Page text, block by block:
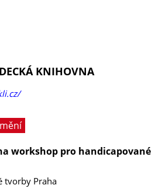
KNIHOVNA
workshop pro handicapované
tvorby Praha